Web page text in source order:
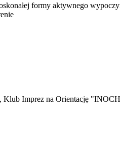
formy aktywnego
Klub Imprez na Orientację